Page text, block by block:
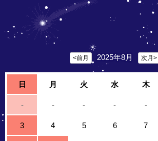
<前月 2025年8月 次月>
日 月 火 水 木
- - - - -
3 4 5 6 7